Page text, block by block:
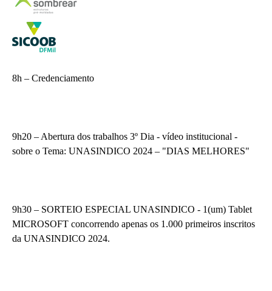
8h – Credenciamento
9h20 – Abertura dos trabalhos 3º Dia - vídeo institucional -
sobre o Tema: UNASINDICO 2024 – "DIAS MELHORES"
9h30 – SORTEIO ESPECIAL UNASINDICO - 1(um) Tablet
MICROSOFT concorrendo apenas os 1.000 primeiros inscritos
da UNASINDICO 2024.